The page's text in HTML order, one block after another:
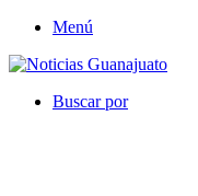
Menú
Buscar por